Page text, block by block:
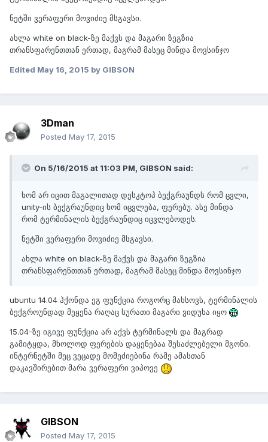
ნეტში ვერაფერი მოვიძიე მსგავსი.
ახლა white on black-ზე მაქვს და მაგარი ზეგზია
თრანსფარენთთან ერთად, მაგრამ მასეც მინდა მოვსინჯო
Edited May 16, 2015 by GIBSON
3Dman
Posted May 17, 2015
On 5/16/2015 at 11:03 PM, GIBSON said:
ხომ არ იცით მაგალითად დესკტოპ ბექგრაუნდს რომ ცვლი,
unity-ის ბექგრაუნდიც ხომ იცვლება, ფერებუ. ასე მინდა
რომ ტერმინალის ბექგრაუნდიც იცვლებოდეს.
ნეტში ვერაფერი მოვიძიე მსგავსი.
ახლა white on black-ზე მაქვს და მაგარი ზეგზია
თრანსფარენთთან ერთად, მაგრამ მასეც მინდა მოვსინჯო
​ubuntu 14.04 ჰქონდა ეგ ფუნქცია როგორც მახსოვს, ტერმინალის
ბექგროუნდად მეყენა რაღაც სურათი მაგარი ვიდუხა იყო
15.04-ზე იგივე ფუნქცია არ აქვს ტერმინალს და მაგრად
გამიტყდა, მხოლოდ ფერების დაყენებაა შესაძლებელი მგონი.
ინტერნეტში მეც ვეცადე მომეძიებინა რამე ამასთან
დაკავშირებით მარა ვერაფერი ვიპოვე
GIBSON
Posted May 17, 2015